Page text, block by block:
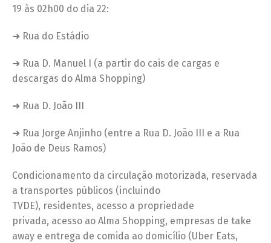
19 às 02h00 do dia 22:
➜ Rua do Estádio
➜ Rua D. Manuel I (a partir do cais de cargas e
descargas do Alma Shopping)
➜ Rua D. João III
➜ Rua Jorge Anjinho (entre a Rua D. João III e a Rua
João de Deus Ramos)
Condicionamento da circulação motorizada, reservada
a transportes públicos (incluindo
TVDE), residentes, acesso a propriedade
privada, acesso ao Alma Shopping, empresas de take
away e entrega de comida ao domicílio (Uber Eats,